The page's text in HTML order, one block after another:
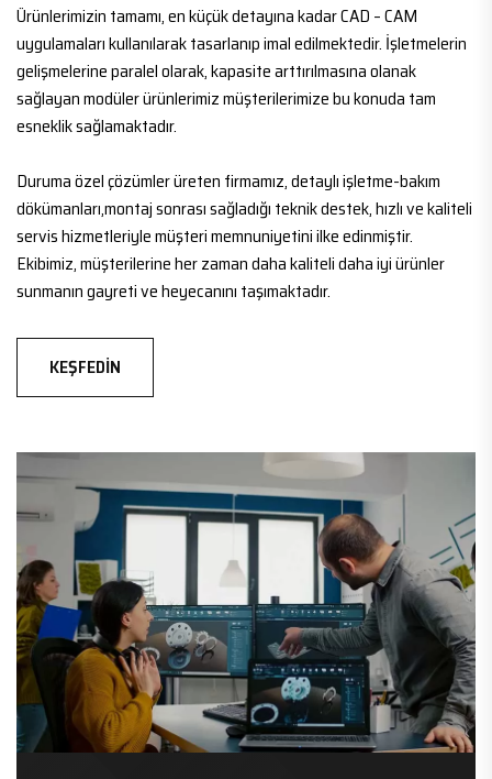
Ürünlerimizin tamamı, en küçük detayına kadar CAD – CAM
uygulamaları kullanılarak tasarlanıp imal edilmektedir. İşletmelerin
gelişmelerine paralel olarak, kapasite arttırılmasına olanak
sağlayan modüler ürünlerimiz müşterilerimize bu konuda tam
esneklik sağlamaktadır.
Duruma özel çözümler üreten firmamız, detaylı işletme-bakım
dökümanları,montaj sonrası sağladığı teknik destek, hızlı ve kaliteli
servis hizmetleriyle müşteri memnuniyetini ilke edinmiştir.
Ekibimiz, müşterilerine her zaman daha kaliteli daha iyi ürünler
sunmanın gayreti ve heyecanını taşımaktadır.
KEŞFEDIN